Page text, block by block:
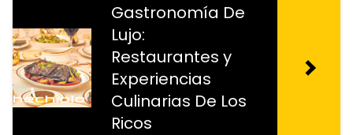
Gastronomía De
Lujo:
Restaurantes y
Experiencias
Culinarias De Los
Ricos